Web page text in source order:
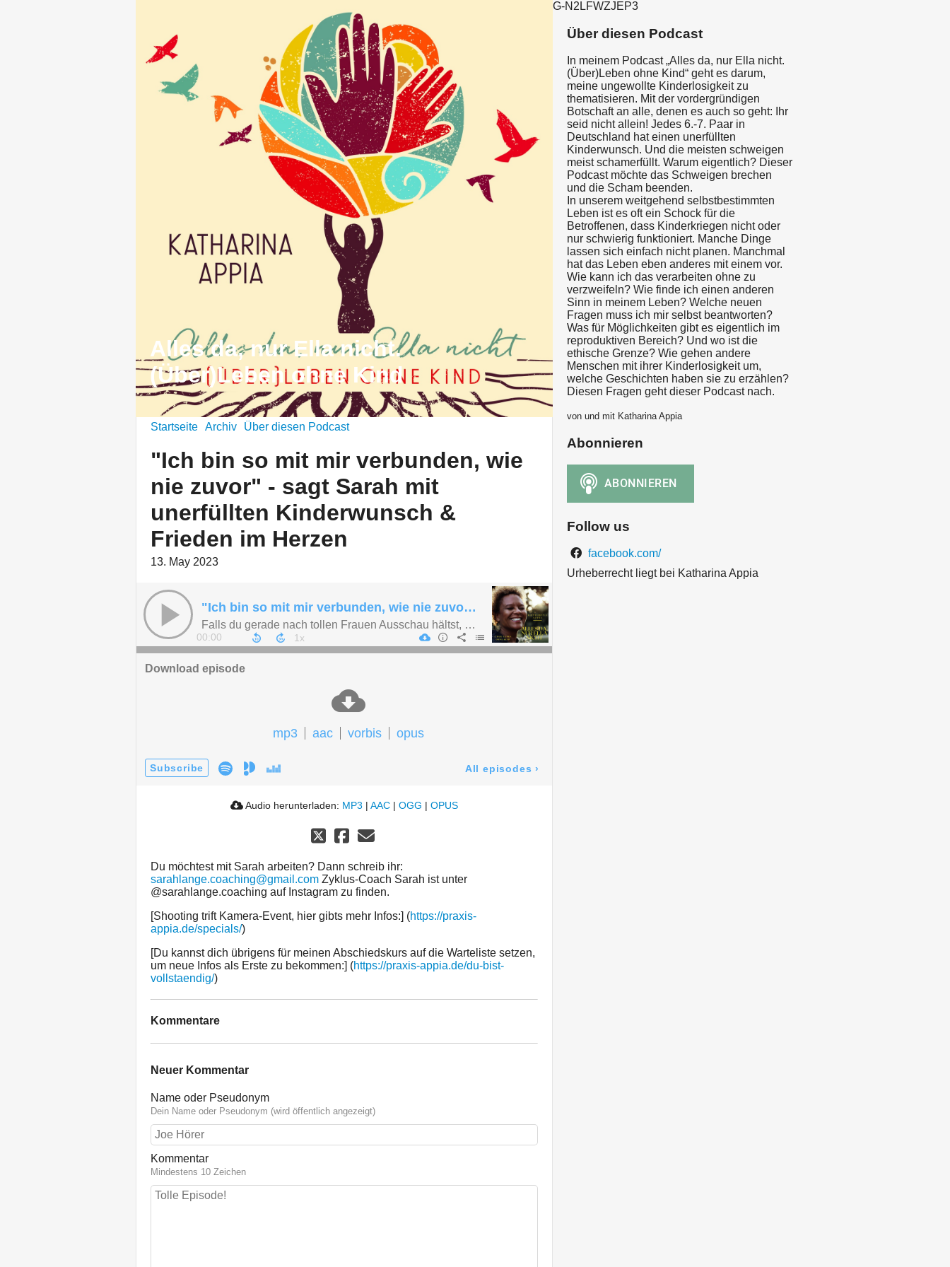
G-N2LFWZJEP3
Alles da, nur Ella nicht.
(Über)Leben ohne Kind
Startseite Archiv Über diesen Podcast
"Ich bin so mit mir verbunden, wie
nie zuvor" - sagt Sarah mit
unerfüllten Kinderwunsch &
Frieden im Herzen
13. May 2023
"Ich bin so mit mir verbunden, wie nie zuvor" - sagt Sarah mit unerfüllten Kinderwunsch & Frieden im Herzen
Falls du gerade nach tollen Frauen Ausschau hältst, die ohne Kinder glücklich mit ihrem Leben sind
00:00
Download episode
mp3 aac vorbis opus
Subscribe All episodes ›
Audio herunterladen: MP3 | AAC | OGG | OPUS
Du möchtest mit Sarah arbeiten? Dann schreib ihr:
sarahlange.coaching@gmail.com Zyklus-Coach Sarah ist unter
@sarahlange.coaching auf Instagram zu finden.
[Shooting trift Kamera-Event, hier gibts mehr Infos:] (https://praxis-
appia.de/specials/)
[Du kannst dich übrigens für meinen Abschiedskurs auf die Warteliste setzen,
um neue Infos als Erste zu bekommen:] (https://praxis-appia.de/du-bist-
vollstaendig/)
Kommentare
Neuer Kommentar
Name oder Pseudonym
Dein Name oder Pseudonym (wird öffentlich angezeigt)
Kommentar
Mindestens 10 Zeichen
Über diesen Podcast
In meinem Podcast „Alles da, nur Ella nicht.
(Über)Leben ohne Kind“ geht es darum,
meine ungewollte Kinderlosigkeit zu
thematisieren. Mit der vordergründigen
Botschaft an alle, denen es auch so geht: Ihr
seid nicht allein! Jedes 6.-7. Paar in
Deutschland hat einen unerfüllten
Kinderwunsch. Und die meisten schweigen
meist schamerfüllt. Warum eigentlich? Dieser
Podcast möchte das Schweigen brechen
und die Scham beenden.
In unserem weitgehend selbstbestimmten
Leben ist es oft ein Schock für die
Betroffenen, dass Kinderkriegen nicht oder
nur schwierig funktioniert. Manche Dinge
lassen sich einfach nicht planen. Manchmal
hat das Leben eben anderes mit einem vor.
Wie kann ich das verarbeiten ohne zu
verzweifeln? Wie finde ich einen anderen
Sinn in meinem Leben? Welche neuen
Fragen muss ich mir selbst beantworten?
Was für Möglichkeiten gibt es eigentlich im
reproduktiven Bereich? Und wo ist die
ethische Grenze? Wie gehen andere
Menschen mit ihrer Kinderlosigkeit um,
welche Geschichten haben sie zu erzählen?
Diesen Fragen geht dieser Podcast nach.
von und mit Katharina Appia
Abonnieren
Follow us
facebook.com/
Urheberrecht liegt bei Katharina Appia